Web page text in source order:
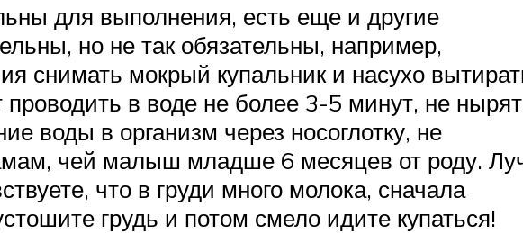
для выполнения, есть еще и другие
но не так обязательны, например,
снимать мокрый купальник и насухо
проводить в воде не более 3-5 минут, не
воды в организм через носоглотку, не
чей малыш младше 6 месяцев от роду.
что в груди много молока, сначала
грудь и потом смело идите купаться!